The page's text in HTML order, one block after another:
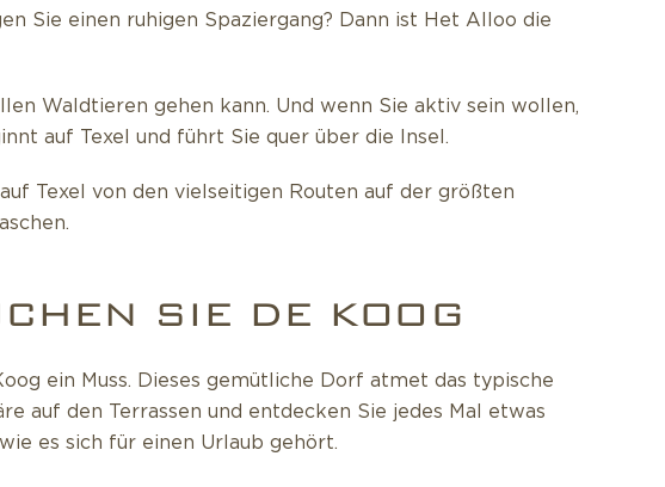
Sie einen ruhigen Spaziergang? Dann ist Het Alloo die
Waldtieren gehen kann. Und wenn Sie aktiv sein wollen,
auf Texel und führt Sie quer über die Insel.
Texel von den vielseitigen Routen auf der größten
SIE DE KOOG
ein Muss. Dieses gemütliche Dorf atmet das typische
auf den Terrassen und entdecken Sie jedes Mal etwas
es sich für einen Urlaub gehört.